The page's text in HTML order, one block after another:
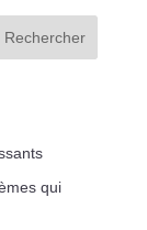
Rechercher
qui